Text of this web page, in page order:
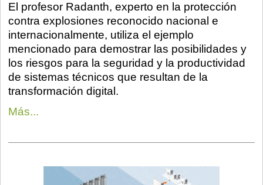
El profesor Radanth, experto en la protección
contra explosiones reconocido nacional e
internacionalmente, utiliza el ejemplo
mencionado para demostrar las posibilidades y
los riesgos para la seguridad y la productividad
de sistemas técnicos que resultan de la
transformación digital.
Más...